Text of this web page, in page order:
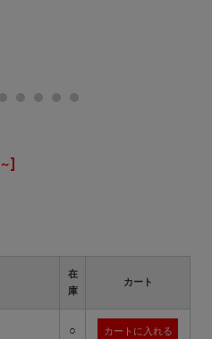
]
在
庫
カート
○